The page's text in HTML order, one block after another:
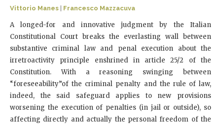
Vittorio Manes Francesco Mazzacuva
A longed-for and innovative judgment by the Italian
Constitutional Court breaks the everlasting wall between
substantive criminal law and penal execution about the
irretroactivity principle enshrined in article 25/2 of the
Constitution. With a reasoning swinging between
“foreseeability”of the criminal penalty and the rule of law,
indeed, the said safeguard applies to new provisions
worsening the execution of penalties (in jail or outside), so
affecting directly and actually the personal freedom of the